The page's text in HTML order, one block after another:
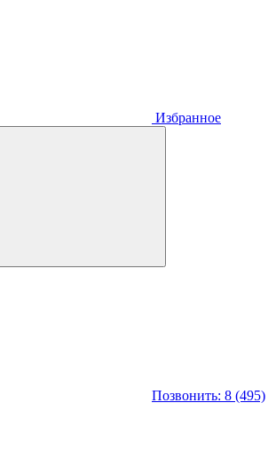
Избранное
Позвонить: 8 (495)